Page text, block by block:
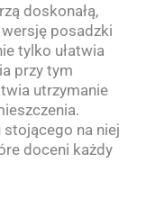
doskonałą,
posadzki
tylko ułatwia
przy tym
utrzymanie
na niej
doceni każdy